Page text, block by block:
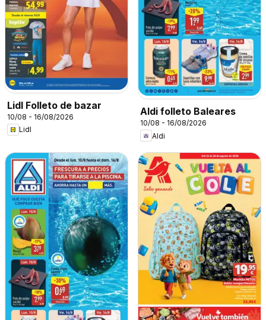
Lidl Folleto de bazar
10/08 - 16/08/2026
Lidl
Aldi folleto Baleares
10/08 - 16/08/2026
Aldi